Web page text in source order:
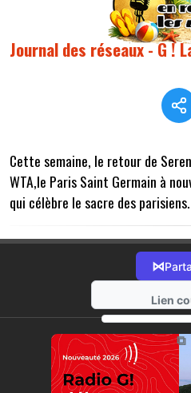
Journal des réseaux - G !
Cette semaine, le retour de
WTA,le Paris Saint Germain à
qui célèbre le sacre des parisiens.
⋈
Lien
⧉